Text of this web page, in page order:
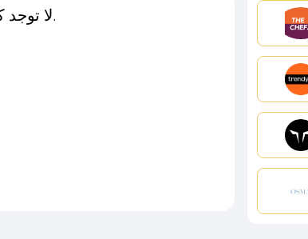
لا توجد كوبونات متاحة لـهذا المتجر حاليًا.